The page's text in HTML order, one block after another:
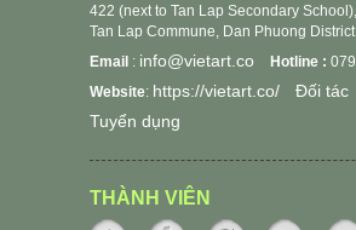
422 (next to Tan Lap Secondary
Tan Lap Commune, Dan Phuong
Email : info@vietart.co Hotline :
Website: https://vietart.co/
Đối tác
Tuyển dụng
THÀNH VIÊN